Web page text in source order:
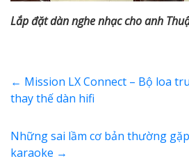
Lắp đặt dàn nghe nhạc cho anh
← Mission LX Connect – Bộ loa
thay thế dàn hifi
Những sai lầm cơ bản thường
karaoke →